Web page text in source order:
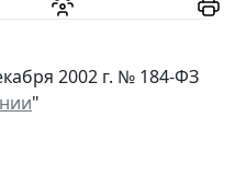
2002 г. № 184-ФЗ
"